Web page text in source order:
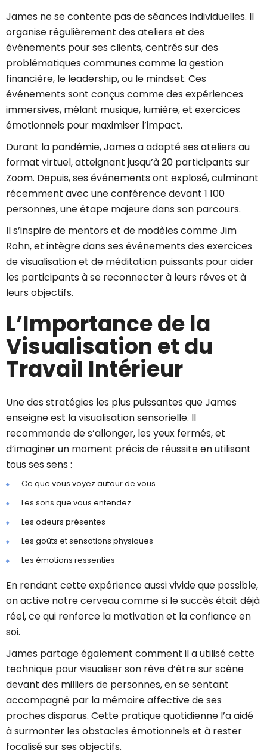
James ne se contente pas de séances individuelles. Il
organise régulièrement des ateliers et des
événements pour ses clients, centrés sur des
problématiques communes comme la gestion
financière, le leadership, ou le mindset. Ces
événements sont conçus comme des expériences
immersives, mêlant musique, lumière, et exercices
émotionnels pour maximiser l’impact.
Durant la pandémie, James a adapté ses ateliers au
format virtuel, atteignant jusqu’à 20 participants sur
Zoom. Depuis, ses événements ont explosé, culminant
récemment avec une conférence devant 1 100
personnes, une étape majeure dans son parcours.
Il s’inspire de mentors et de modèles comme Jim
Rohn, et intègre dans ses événements des exercices
de visualisation et de méditation puissants pour aider
les participants à se reconnecter à leurs rêves et à
leurs objectifs.
L’Importance de la
Visualisation et du
Travail Intérieur
Une des stratégies les plus puissantes que James
enseigne est la visualisation sensorielle. Il
recommande de s’allonger, les yeux fermés, et
d’imaginer un moment précis de réussite en utilisant
tous ses sens :
Ce que vous voyez autour de vous
Les sons que vous entendez
Les odeurs présentes
Les goûts et sensations physiques
Les émotions ressenties
En rendant cette expérience aussi vivide que possible,
on active notre cerveau comme si le succès était déjà
réel, ce qui renforce la motivation et la confiance en
soi.
James partage également comment il a utilisé cette
technique pour visualiser son rêve d’être sur scène
devant des milliers de personnes, en se sentant
accompagné par la mémoire affective de ses
proches disparus. Cette pratique quotidienne l’a aidé
à surmonter les obstacles émotionnels et à rester
focalisé sur ses objectifs.